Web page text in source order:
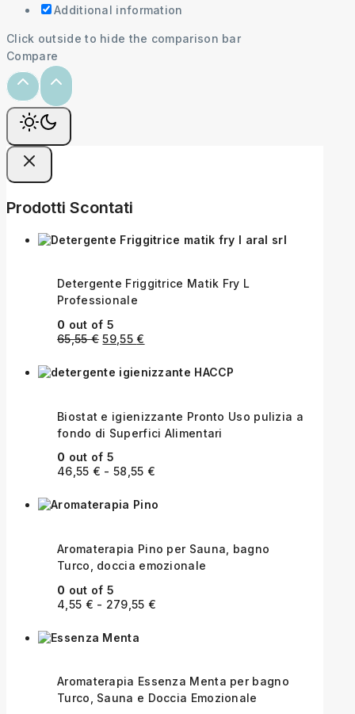
Additional information
Click outside to hide the comparison bar
Compare
Prodotti Scontati
Detergente Friggitrice Matik Fry L
Professionale
0 out of 5
65,55€ 59,55 €
Biostat e igienizzante Pronto Uso pulizia a
fondo di Superfici Alimentari
0 out of 5
46,55 € - 58,55 €
Aromaterapia Pino per Sauna, bagno
Turco, doccia emozionale
0 out of 5
4,55 € - 279,55 €
Aromaterapia Essenza Menta per bagno
Turco, Sauna e Doccia Emozionale